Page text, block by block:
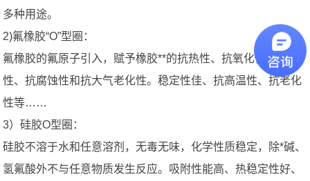
多种用途。
2)氟橡胶“O”型圈：
氟橡胶的氟原子引入，赋予橡胶**的抗热性、抗氧化性、抗油
性、抗腐蚀性和抗大气老化性。稳定性佳、抗高温性、抗老化
性等……
3）硅胶O型圈：
硅胶不溶于水和任意溶剂，无毒无味，化学性质稳定，除*碱、
氢氟酸外不与任意物质发生反应。吸附性能高、热稳定性好、